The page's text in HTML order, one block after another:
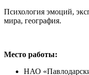
Психология эмоций,
мира, география.
Место работы:
НАО